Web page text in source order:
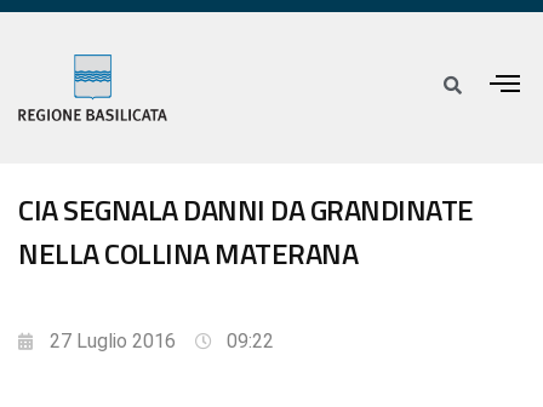
CIA SEGNALA DANNI DA GRANDINATE
NELLA COLLINA MATERANA
27 Luglio 2016 09:22